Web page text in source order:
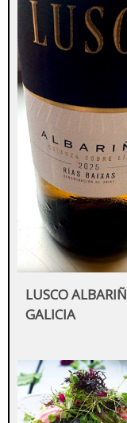
LUSCO
GALICIA